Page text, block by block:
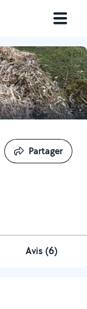
Partager
Partager
Avis (6)